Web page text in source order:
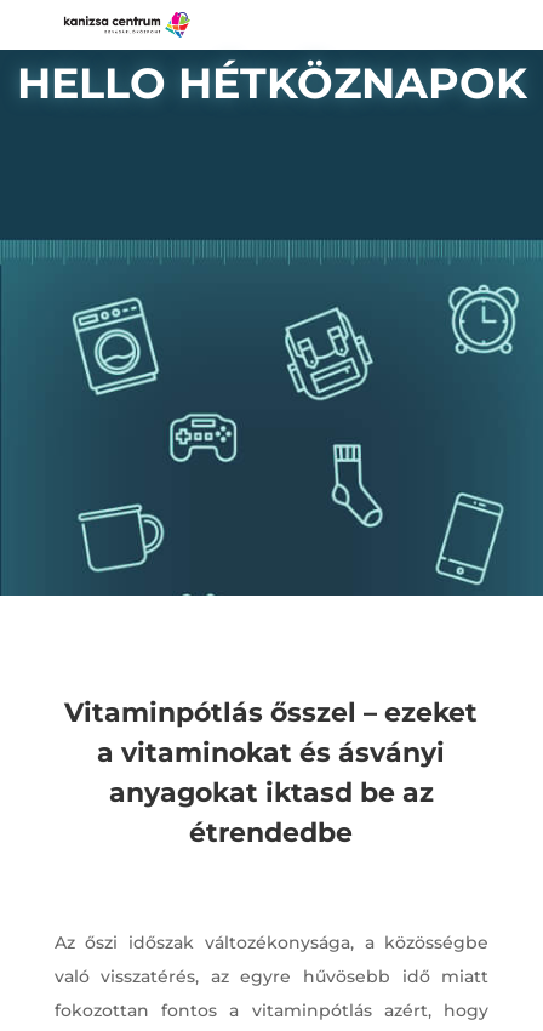
HELLO HÉTKÖZNAPOK
Vitaminpótlás ősszel – ezeket
a vitaminokat és ásványi
anyagokat iktasd be az
étrendedbe
Az őszi időszak változékonysága, a közösségbe
való visszatérés, az egyre hűvösebb idő miatt
fokozottan fontos a vitaminpótlás azért, hogy